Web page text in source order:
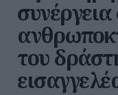
συνέργεια
του